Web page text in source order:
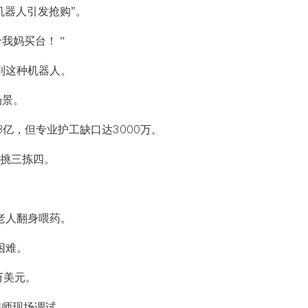
人引发抢购"。
妈买台！ ”
种机器人。
。
，但专业护工缺口达3000万。
三拣四。
翻身喂药。
。
元。